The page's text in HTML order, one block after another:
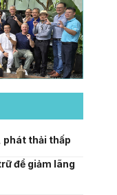
phát thải thấp
để giảm lãng